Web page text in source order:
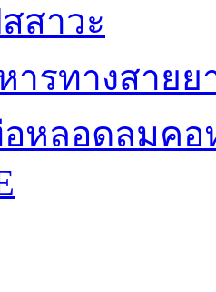
สาวะ
ารทางสายย
หลอดลมคอ